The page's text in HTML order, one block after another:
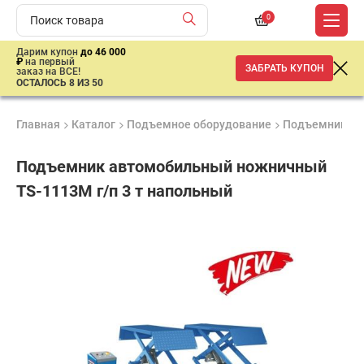
0
Дарим купон до 46 000
₽ на первый
заказ на ВСЕ!
ОСТАЛОСЬ 8 ИЗ 50
ЗАБРАТЬ КУПОН
Главная Каталог Подъемное оборудование Подъемники
Подъемник автомобильный ножничный
TS-1113M г/п 3 т напольный
1 год